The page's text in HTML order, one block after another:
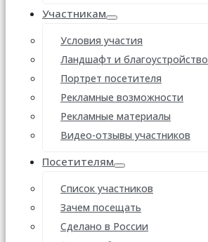
Участникам
Условия участия
Ландшафт и благоустройство
Портрет посетителя
Рекламные возможности
Рекламные материалы
Видео-отзывы участников
Посетителям
Список участников
Зачем посещать
Сделано в России